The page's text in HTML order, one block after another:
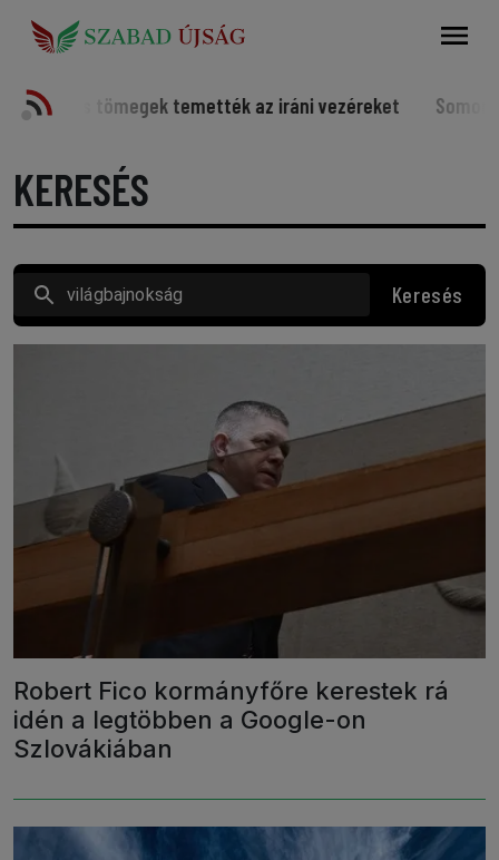
temették az iráni vezéreket Somorjai sportolók a
KERESÉS
Keresés
Robert Fico kormányfőre kerestek rá
idén a legtöbben a Google-on
Szlovákiában